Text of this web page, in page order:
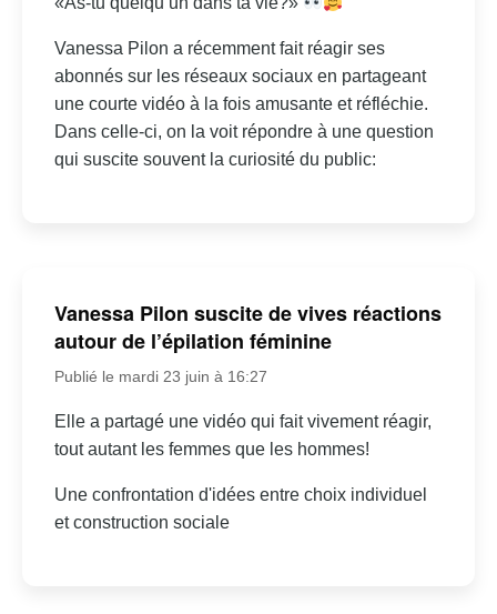
Vanessa Pilon a récemment fait réagir ses
abonnés sur les réseaux sociaux en partageant
une courte vidéo à la fois amusante et réfléchie.
Dans celle-ci, on la voit répondre à une question
qui suscite souvent la curiosité du public:
Vanessa Pilon suscite de vives réactions
autour de l’épilation féminine
Publié le mardi 23 juin à 16:27
Elle a partagé une vidéo qui fait vivement réagir,
tout autant les femmes que les hommes!
Une confrontation d'idées entre choix individuel
et construction sociale